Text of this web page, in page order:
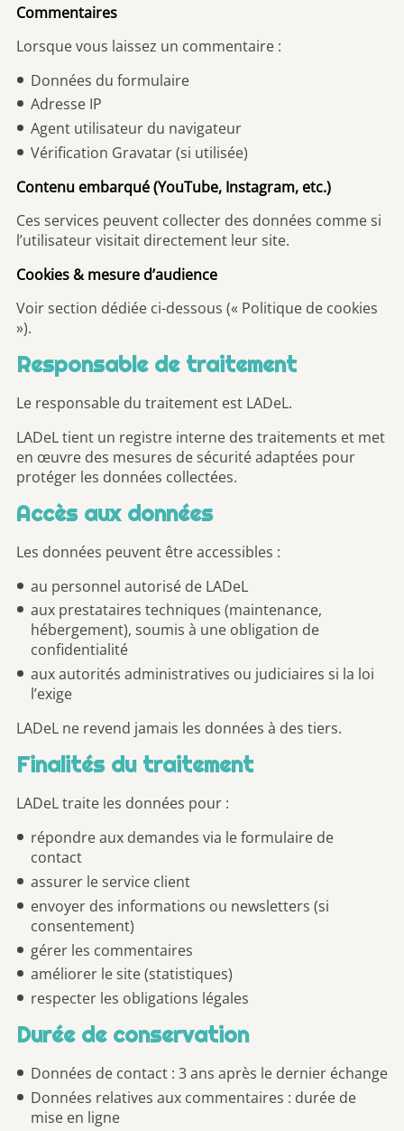
Commentaires
Lorsque vous laissez un commentaire :
Données du formulaire
Adresse IP
Agent utilisateur du navigateur
Vérification Gravatar (si utilisée)
Contenu embarqué (YouTube, Instagram, etc.)
Ces services peuvent collecter des données comme si
l’utilisateur visitait directement leur site.
Cookies & mesure d’audience
Voir section dédiée ci-dessous (« Politique de cookies
»).
Responsable de traitement
Le responsable du traitement est LADeL.
LADeL tient un registre interne des traitements et met
en œuvre des mesures de sécurité adaptées pour
protéger les données collectées.
Accès aux données
Les données peuvent être accessibles :
au personnel autorisé de LADeL
aux prestataires techniques (maintenance,
hébergement), soumis à une obligation de
confidentialité
aux autorités administratives ou judiciaires si la loi
l’exige
LADeL ne revend jamais les données à des tiers.
Finalités du traitement
LADeL traite les données pour :
répondre aux demandes via le formulaire de
contact
assurer le service client
envoyer des informations ou newsletters (si
consentement)
gérer les commentaires
améliorer le site (statistiques)
respecter les obligations légales
Durée de conservation
Données de contact : 3 ans après le dernier échange
Données relatives aux commentaires : durée de
mise en ligne